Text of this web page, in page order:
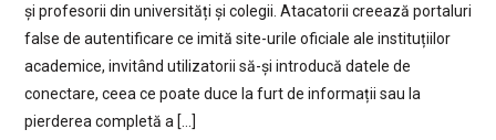
și profesorii din universități și colegii. Atacatorii creează portaluri
false de autentificare ce imită site-urile oficiale ale instituțiilor
academice, invitând utilizatorii să-și introducă datele de
conectare, ceea ce poate duce la furt de informații sau la
pierderea completă a […]